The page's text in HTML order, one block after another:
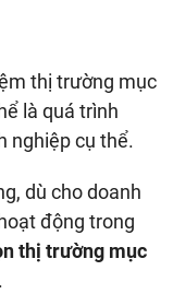
thị trường mục
là quá trình
nghiệp cụ thể.
dù cho doanh
động trong
thị trường mục